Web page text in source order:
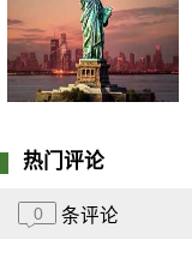
热门评论
0 条评论